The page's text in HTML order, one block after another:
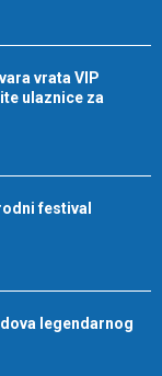
vrata VIP
ulaznice za
festival
legendarnog